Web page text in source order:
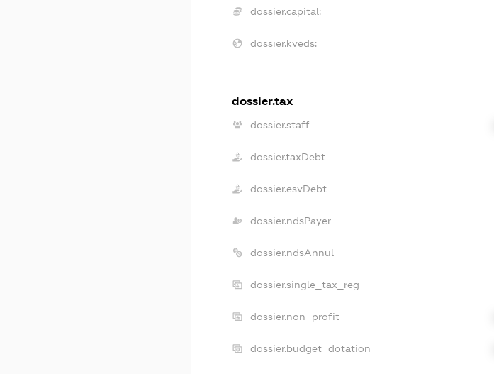
dossier.capital:
dossier.kveds:
dossier.tax
dossier.staff
dossier.taxDebt
dossier.esvDebt
dossier.ndsPayer
dossier.ndsAnnul
dossier.single_tax_reg
dossier.non_profit
dossier.budget_dotation